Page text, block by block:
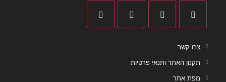
צרו קשר
תקנון האתר ותנאי פרטיות
מפת אתר